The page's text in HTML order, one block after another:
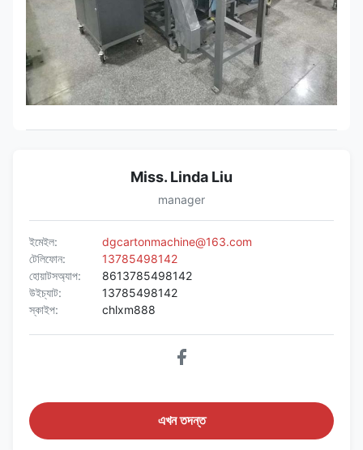
Miss. Linda Liu
manager
ইমেইল:
dgcartonmachine@163.com
টেলিফোন:
13785498142
হোয়াটসঅ্যাপ:
8613785498142
উইচ্যাট:
13785498142
স্কাইপ:
chlxm888
এখন তদন্ত